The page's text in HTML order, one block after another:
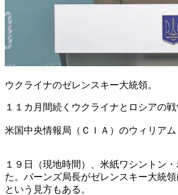
ウクライナのゼレンスキー大統領。
１１カ月間続くウクライナとロシアの
米国中央情報局（ＣＩＡ）のウィリア
１９日（現地時間）、米紙ワシントン
た。バーンズ局長がゼレンスキー大統
という見方もある。